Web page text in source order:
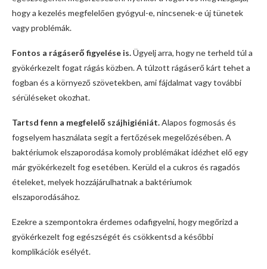
hogy a kezelés megfelelően gyógyul-e, nincsenek-e új tünetek
vagy problémák.
Fontos a rágáserő figyelése is.Ügyelj arra, hogy ne terheld túl a
gyökérkezelt fogat rágás közben. A túlzott rágáserő kárt tehet a
fogban és a környező szövetekben, ami fájdalmat vagy további
sérüléseket okozhat.
Tartsd fenn a megfelelő szájhigiéniát.Alapos fogmosás és
fogselyem használata segít a fertőzések megelőzésében. A
baktériumok elszaporodása komoly problémákat idézhet elő egy
már gyökérkezelt fog esetében. Kerüld el a cukros és ragadós
ételeket, melyek hozzájárulhatnak a baktériumok
elszaporodásához.
Ezekre a szempontokra érdemes odafigyelni, hogy megőrizd a
gyökérkezelt fog egészségét és csökkentsd a későbbi
komplikációk esélyét.